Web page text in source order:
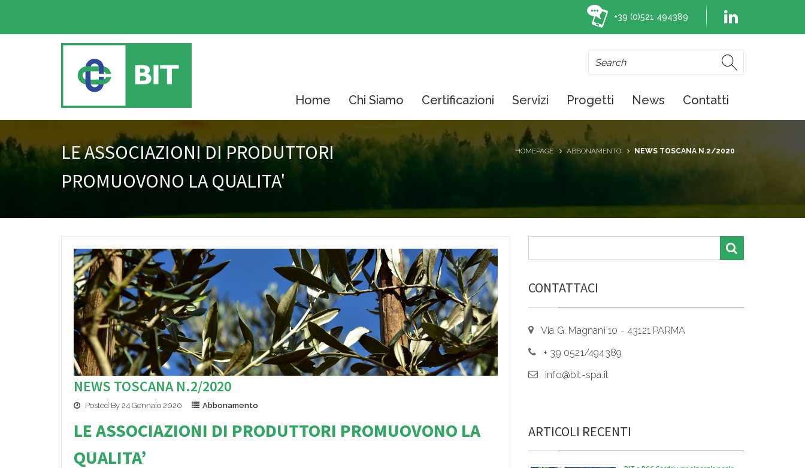
+39 (0)521 494389
Home Chi Siamo Certificazioni Servizi Progetti News Contatti
LE ASSOCIAZIONI DI PRODUTTORI
PROMUOVONO LA QUALITA'
HOMEPAGE ABBONAMENTO NEWS TOSCANA N.2/2020
NEWS TOSCANA N.2/2020
Posted By 24 Gennaio 2020 Abbonamento
LE ASSOCIAZIONI DI PRODUTTORI PROMUOVONO LA
QUALITA’
CONTATTACI
Via G. Magnani 10 - 43121 PARMA
+ 39 0521/494389
info@bit-spa.it
ARTICOLI RECENTI